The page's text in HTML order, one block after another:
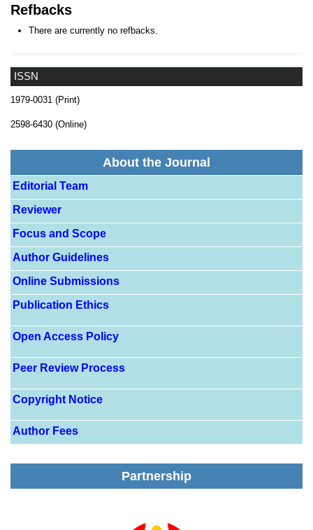
ISSN
1979-0031 (Print)
2598-6430 (Online)
About the Journal
Editorial Team
Reviewer
Focus and Scope
Author Guidelines
Online Submissions
Publication Ethics
Open Access Policy
Peer Review Process
Copyright Notice
Author Fees
Partnership
Refbacks
There are currently no refbacks.